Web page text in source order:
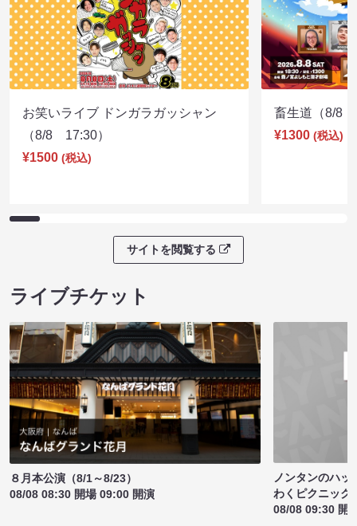
お笑いライブ ドンガラガッシャン
（8/8 17:30）
¥1500 (税込)
畜生道（8/8
¥1300 (税込)
サイトを閲覧する
ライブチケット
８月本公演（8/1～8/23）
08/08 08:30 開場 09:00 開演
ノンタンのハッ
わくピクニック
08/08 09:30 開